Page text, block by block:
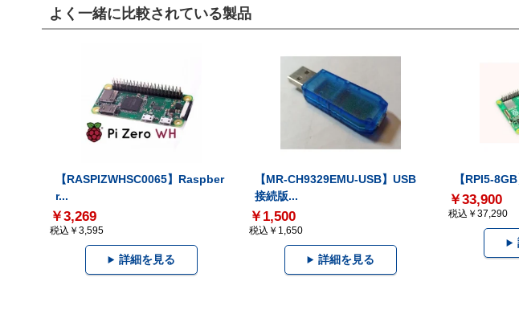
よく一緒に比較されている製品
【RASPIZWHSC0065】Raspber
r...
￥3,269
税込￥3,595
詳細を見る
【MR-CH9329EMU-USB】USB
接続版...
￥1,500
税込￥1,650
詳細を見る
【RPI5-
￥33,900
税込￥37,290